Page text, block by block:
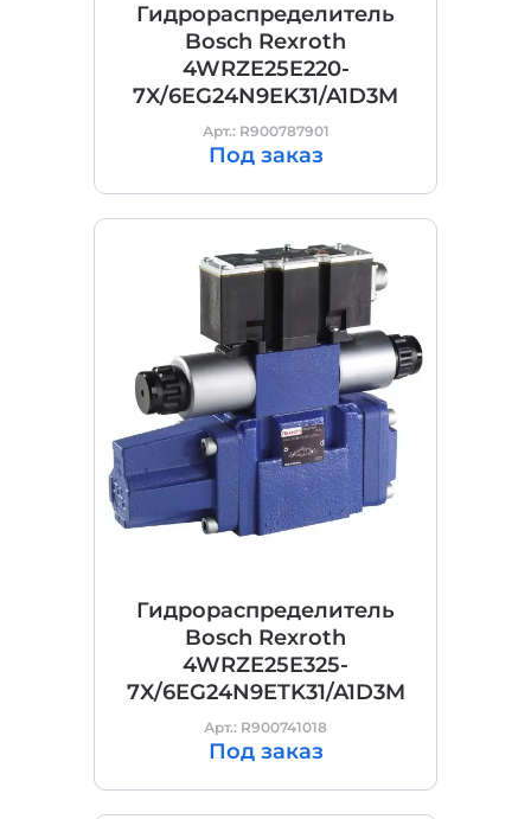
Гидрораспределитель
Bosch Rexroth
4WRZE25E220-
7X/6EG24N9EK31/A1D3M
Арт.: R900787901
Под заказ
Гидрораспределитель
Bosch Rexroth
4WRZE25E325-
7X/6EG24N9ETK31/A1D3M
Арт.: R900741018
Под заказ